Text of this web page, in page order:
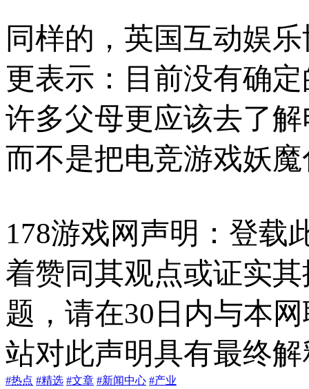
同样的，英国互动娱
更表示：目前没有确
许多父母更应该去了
而不是把电竞游戏妖
178游戏网声明：登载
着赞同其观点或证实
题，请在30日内与本
站对此声明具有最终
#热点 #精选 #文章 #新闻中心 #产业